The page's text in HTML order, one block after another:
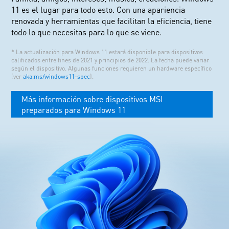
11 es el lugar para todo esto. Con una apariencia
renovada y herramientas que facilitan la eficiencia, tiene
todo lo que necesitas para lo que se viene.
* La actualización para Windows 11 estará disponible para dispositivos
calificados entre fines de 2021 y principios de 2022. La fecha puede variar
según el dispositivo. Algunas funciones requieren un hardware específico
(veraka.ms/windows11-spec ).
Más información sobre dispositivos MSI
preparados para Windows 11